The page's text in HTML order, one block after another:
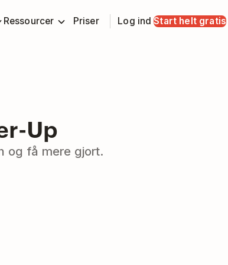
Ressourcer Priser Log ind Start helt gratis
Up
og få mere gjort.